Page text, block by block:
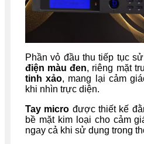
Phần vỏ đầu thu tiếp tục
điện màu đen, riêng mặt
tinh xảo, mang lại cảm
khi nhìn trực diện.
Tay micro được thiết kế
bề mặt kim loại cho cảm
ngay cả khi sử dụng trong